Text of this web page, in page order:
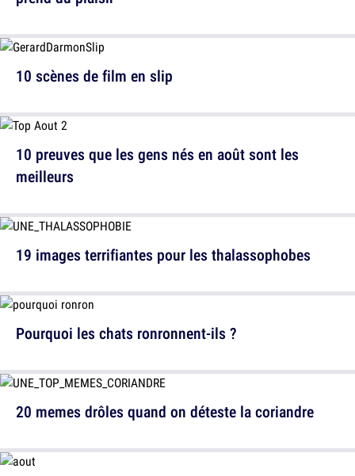
10 scènes de film en slip
19 images terrifiantes pour les thalassophobes
20 memes drôles quand on déteste la coriandre
10 preuves que les gens nés en août sont les
meilleurs
Pourquoi les chats ronronnent-ils ?